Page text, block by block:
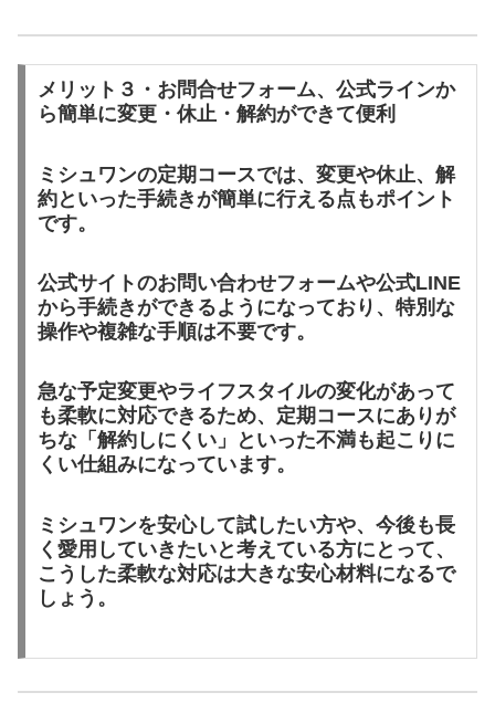
メリット３・お問合せフォーム、公式ラインか
ら簡単に変更・休止・解約ができて便利
ミシュワンの定期コースでは、変更や休止、解
約といった手続きが簡単に行える点もポイント
です。
公式サイトのお問い合わせフォームや公式LINE
から手続きができるようになっており、特別な
操作や複雑な手順は不要です。
急な予定変更やライフスタイルの変化があって
も柔軟に対応できるため、定期コースにありが
ちな「解約しにくい」といった不満も起こりに
くい仕組みになっています。
ミシュワンを安心して試したい方や、今後も長
く愛用していきたいと考えている方にとって、
こうした柔軟な対応は大きな安心材料になるで
しょう。